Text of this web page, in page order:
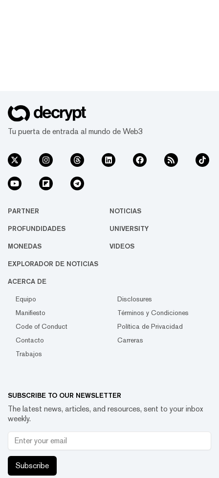
Tu puerta de entrada al mundo de Web3
PARTNER NOTICIAS
PROFUNDIDADES UNIVERSITY
MONEDAS VIDEOS
EXPLORADOR DE NOTICIAS
ACERCA DE
Equipo
Disclosures
Manifiesto
Términos y Condiciones
Code of Conduct
Política de Privacidad
Contacto
Carreras
Trabajos
SUBSCRIBE TO OUR NEWSLETTER
The latest news, articles, and resources, sent to your inbox
weekly.
Subscribe